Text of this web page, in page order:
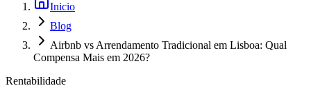
Inicio
Blog
Airbnb vs Arrendamento Tradicional em Lisboa: Qual
Compensa Mais em 2026?
Rentabilidade